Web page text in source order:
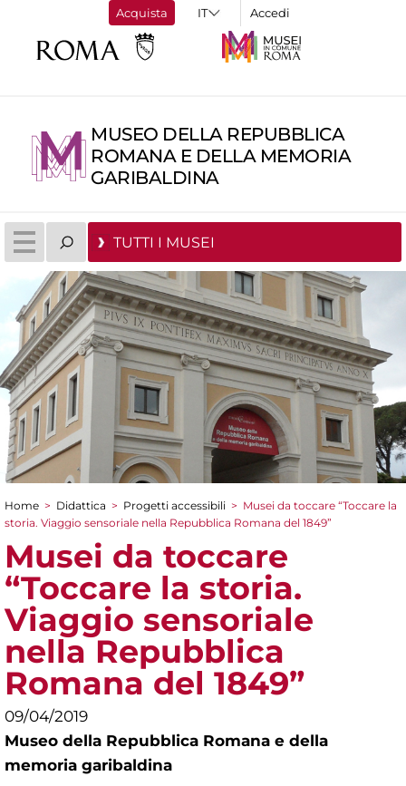
Acquista Accedi
MUSEO DELLA REPUBBLICA
ROMANA E DELLA MEMORIA
GARIBALDINA
TUTTI I MUSEI
Tu sei qui
Home > Didattica > Progetti accessibili > Musei da toccare “Toccare la
storia. Viaggio sensoriale nella Repubblica Romana del 1849”
Musei da toccare
“Toccare la storia.
Viaggio sensoriale
nella Repubblica
Romana del 1849”
09/04/2019
Museo della Repubblica Romana e della
memoria garibaldina